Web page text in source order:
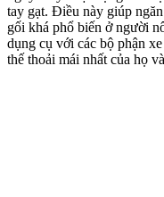
tay gạt. Điều này giúp
gối khá phổ biến ở người
dụng cụ với các bộ phận
thế thoải mái nhất của họ